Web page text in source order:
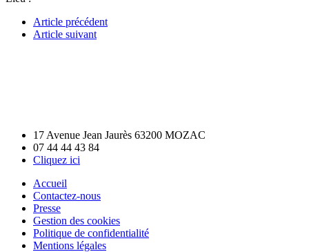
Article précédent
Article suivant
17 Avenue Jean Jaurès 63200 MOZAC
07 44 44 43 84
Cliquez ici
Accueil
Contactez-nous
Presse
Gestion des cookies
Politique de confidentialité
Mentions légales